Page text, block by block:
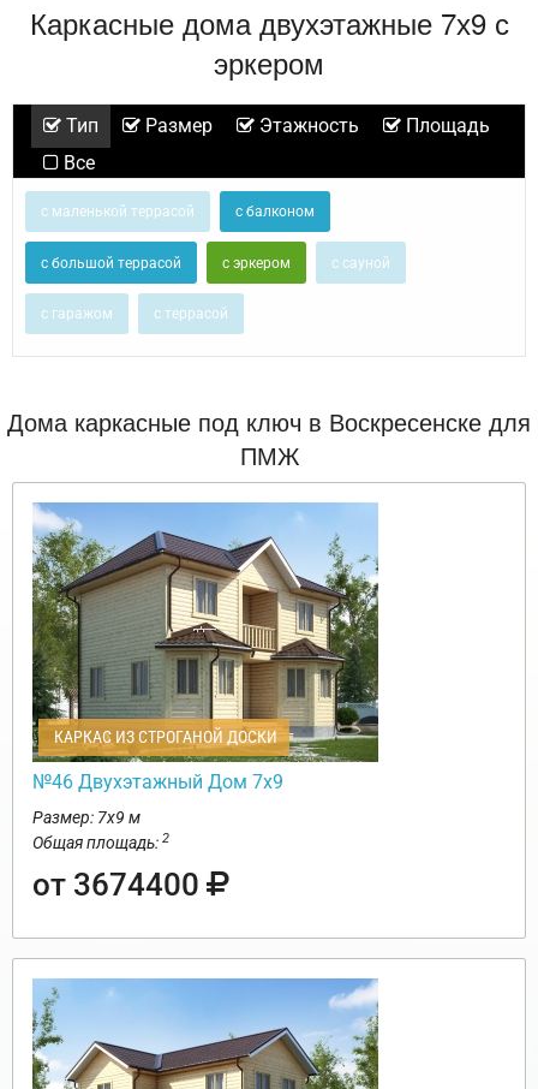
Каркасные дома двухэтажные 7х9 с
эркером
Тип Размер Этажность
Площадь
Все
с маленькой террасой с балконом
с большой террасой с эркером с сауной
с гаражом с террасой
Дома каркасные под ключ в Воскресенске для
ПМЖ
КАРКАС ИЗ СТРОГАНОЙ ДОСКИ
№46 Двухэтажный Дом 7х9
Размер: 7х9 м
Общая площадь: 2
от 3674400